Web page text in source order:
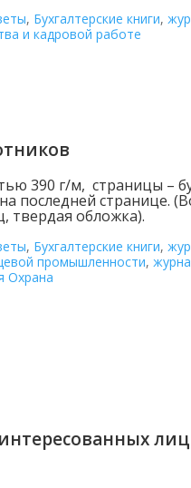
, Бухгалтерские книги,
и кадровой работе
390 г/м, страницы –
последней странице.
твердая обложка).
, Бухгалтерские книги,
промышленности,
Охрана